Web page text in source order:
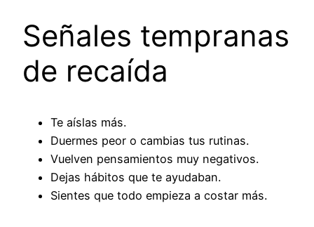
Señales tempranas
de recaída
Te aíslas más.
Duermes peor o cambias tus rutinas.
Vuelven pensamientos muy negativos.
Dejas hábitos que te ayudaban.
Sientes que todo empieza a costar más.